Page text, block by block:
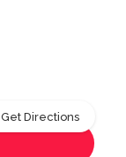
Get Directions